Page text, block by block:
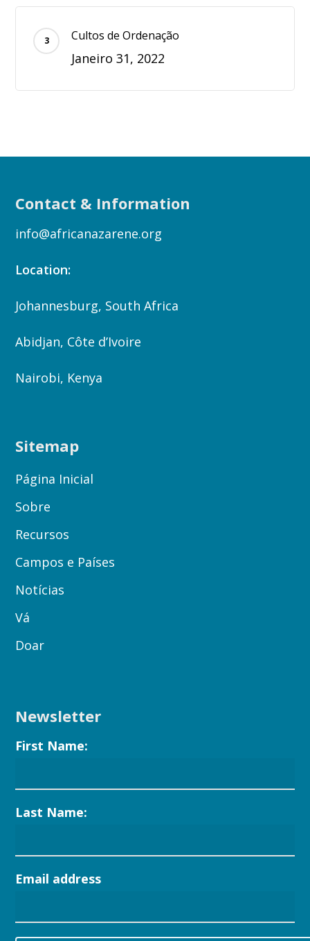
Cultos de Ordenação
Janeiro 31, 2022
Contact & Information
info@africanazarene.org
Location:
Johannesburg, South Africa
Abidjan, Côte d’Ivoire
Nairobi, Kenya
Sitemap
Página Inicial
Sobre
Recursos
Campos e Países
Notícias
Vá
Doar
Newsletter
First Name:
Last Name:
Email address